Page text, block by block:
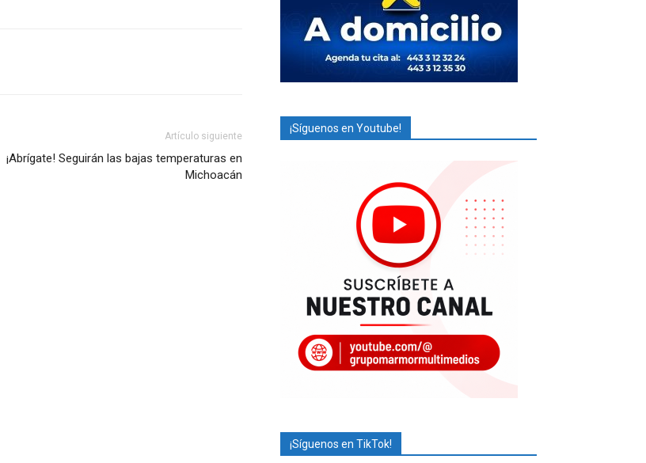
Artículo siguiente
¡Abrígate! Seguirán las bajas temperaturas en
Michoacán
¡Síguenos en Youtube!
¡Síguenos en TikTok!